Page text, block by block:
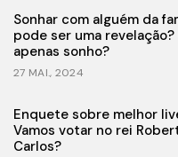
Sonhar com alguém da
pode ser uma revelação?
apenas sonho?
27 MAI., 2024
Enquete sobre melhor
Vamos votar no rei
Carlos?